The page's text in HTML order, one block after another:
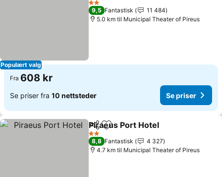
Populært valg
2 Stjerner
9,5 Fantastisk
11 484
5.0 km til Municipal Theater of Pireus
Fra 608 kr
Se priser fra 10 nettsteder Se priser
Del Legg til i favoritter
Piraeus Port Hotel
2 Stjerner
8,8 Fantastisk
4 327
4.7 km til Municipal Theater of Pireus